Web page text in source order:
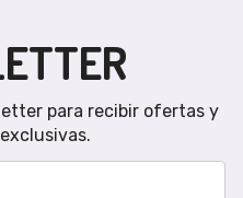
para recibir ofertas y